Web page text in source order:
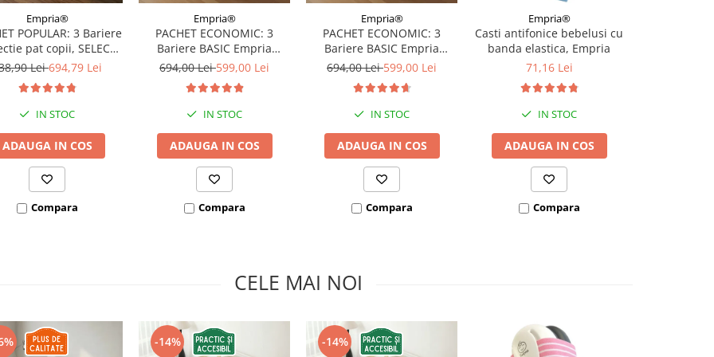
Empria®
POPULAR: 3 Bariere
pat copii, SELECT,
160x200 cm
Lei694,79 Lei
IN STOC
ADAUGA IN COS
Compara
Empria®
PACHET ECONOMIC: 3
Bariere BASIC Empria
protectie pat 160X200 cm +
694,00 Lei599,00 Lei
IN STOC
ADAUGA IN COS
Compara
Empria®
PACHET ECONOMIC: 3
Bariere BASIC Empria
protectie pat 180X200 cm +
694,00 Lei599,00 Lei
IN STOC
ADAUGA IN COS
Compara
Empria®
Casti antifonice bebelusi cu
banda elastica, Empria
71,16 Lei
IN STOC
ADAUGA IN COS
Compara
CELE MAI NOI
-14% -14%